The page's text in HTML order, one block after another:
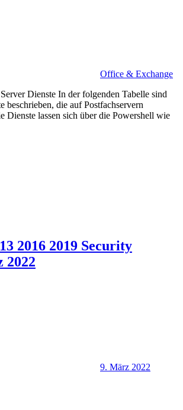
Office & Exchange
Dienste In der folgenden Tabelle sind
beschrieben, die auf Postfachservern
Dienste lassen sich über die Powershell wie
2016 2019 Security
2022
9. März 2022